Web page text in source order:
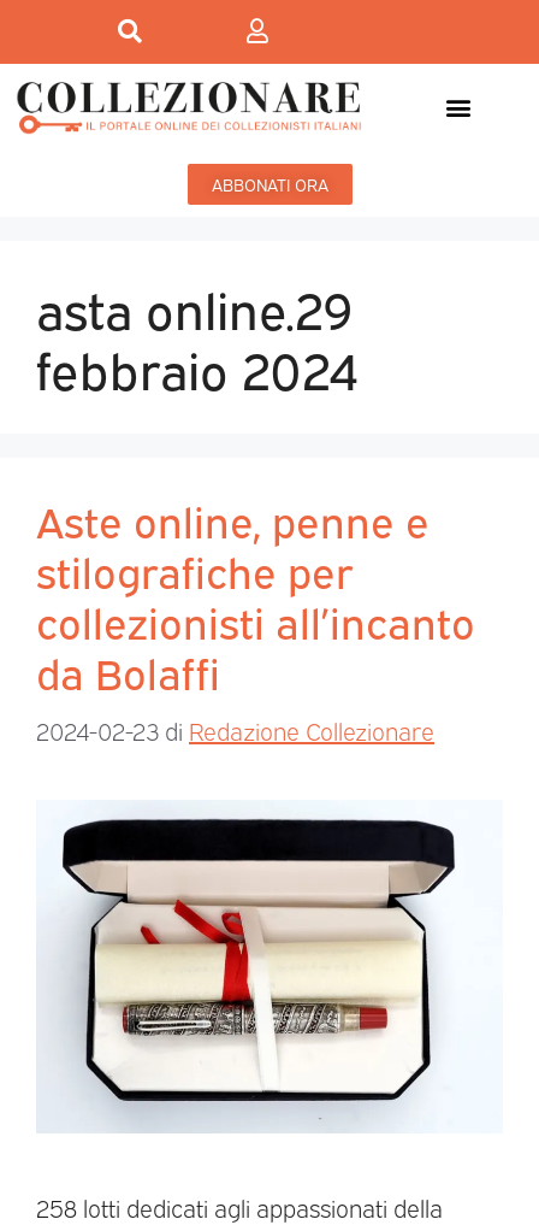
ABBONATI ORA
asta online.29
febbraio 2024
Aste online, penne e
stilografiche per
collezionisti all’incanto
da Bolaffi
2024-02-23 di Redazione Collezionare
258 lotti dedicati agli appassionati della